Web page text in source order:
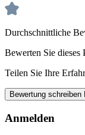
Durchschnittliche
Bewerten Sie dieses
Teilen Sie Ihre
Bewertung schreiben
Anmelden